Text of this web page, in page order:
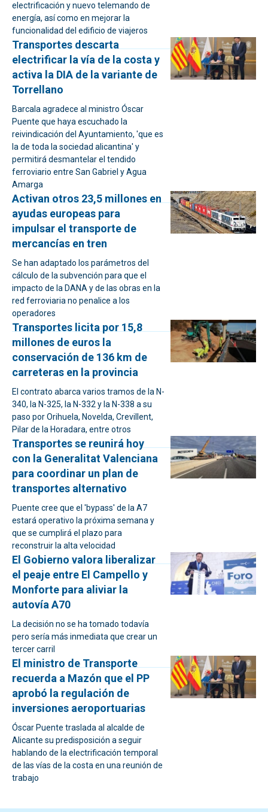
electrificación y nuevo telemando de
energía, así como en mejorar la
funcionalidad del edificio de viajeros
Transportes descarta
electrificar la vía de la costa y
activa la DIA de la variante de
Torrellano
Barcala agradece al ministro Óscar
Puente que haya escuchado la
reivindicación del Ayuntamiento, 'que es
la de toda la sociedad alicantina' y
permitirá desmantelar el tendido
ferroviario entre San Gabriel y Agua
Amarga
Activan otros 23,5 millones en
ayudas europeas para
impulsar el transporte de
mercancías en tren
Se han adaptado los parámetros del
cálculo de la subvención para que el
impacto de la DANA y de las obras en la
red ferroviaria no penalice a los
operadores
Transportes licita por 15,8
millones de euros la
conservación de 136 km de
carreteras en la provincia
El contrato abarca varios tramos de la N-
340, la N-325, la N-332 y la N-338 a su
paso por Orihuela, Novelda, Crevillent,
Pilar de la Horadara, entre otros
Transportes se reunirá hoy
con la Generalitat Valenciana
para coordinar un plan de
transportes alternativo
Puente cree que el 'bypass' de la A7
estará operativo la próxima semana y
que se cumplirá el plazo para
reconstruir la alta velocidad
El Gobierno valora liberalizar
el peaje entre El Campello y
Monforte para aliviar la
autovía A70
La decisión no se ha tomado todavía
pero sería más inmediata que crear un
tercer carril
El ministro de Transporte
recuerda a Mazón que el PP
aprobó la regulación de
inversiones aeroportuarias
Óscar Puente traslada al alcalde de
Alicante su predisposición a seguir
hablando de la electrificación temporal
de las vías de la costa en una reunión de
trabajo